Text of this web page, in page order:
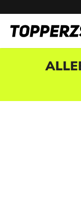
Ga naar